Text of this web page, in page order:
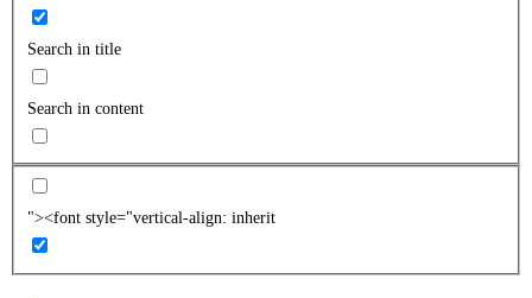
Search in title
Search in content
"><font style="vertical-align: inherit